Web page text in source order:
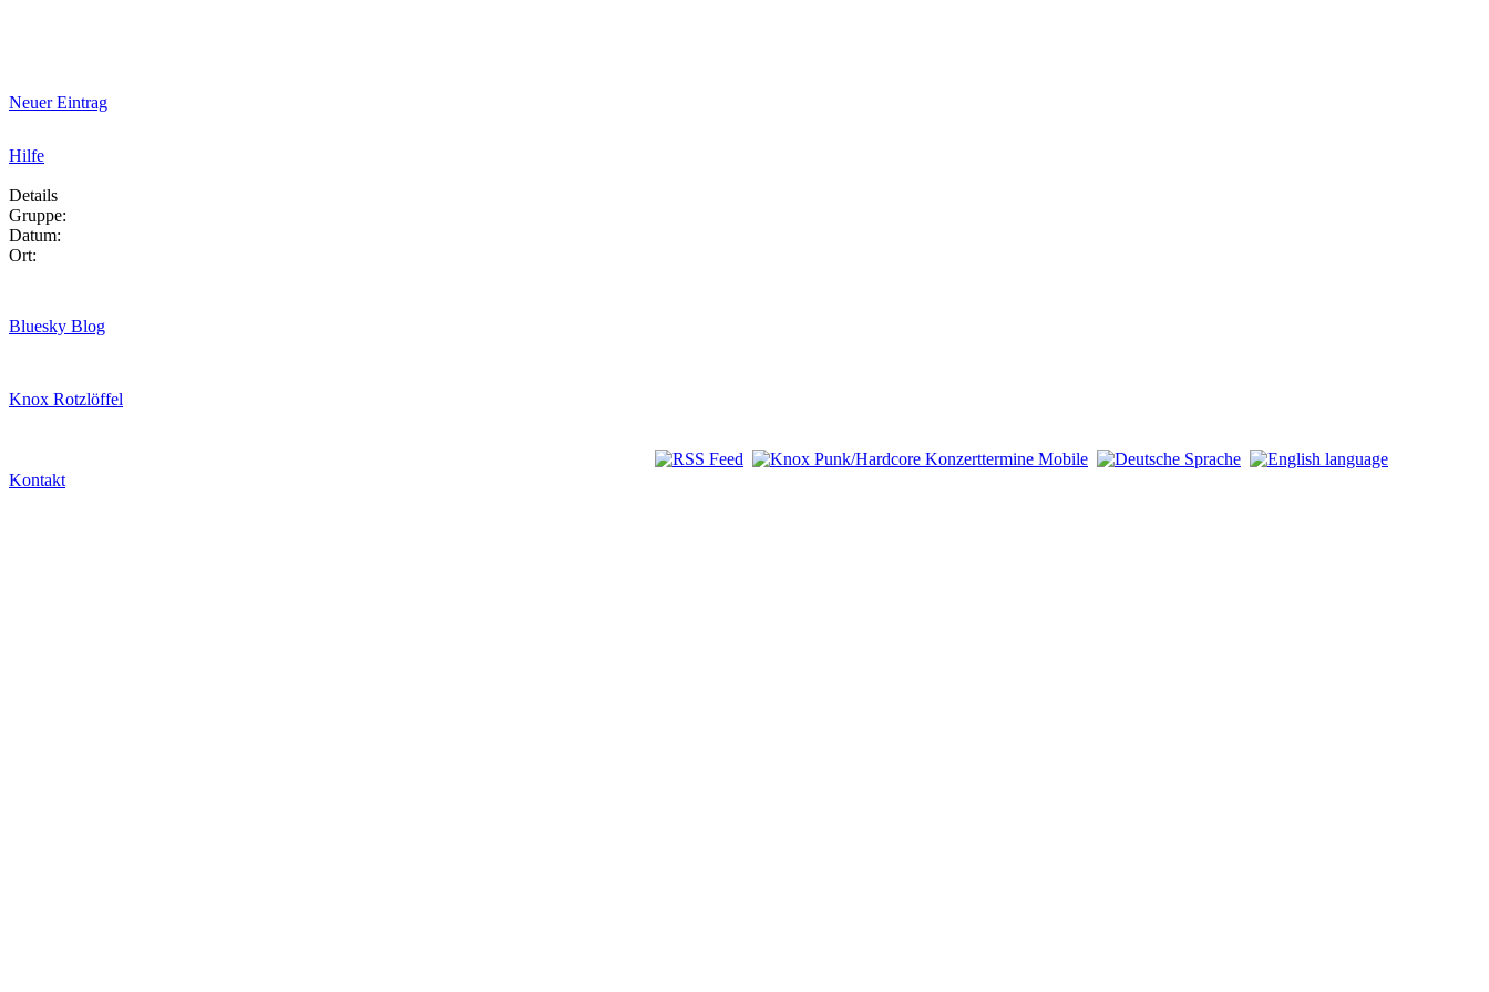
Neuer Eintrag
Hilfe
Details
Gruppe:
Datum:
Ort:
Bluesky Blog
Knox Rotzlöffel
Kontakt